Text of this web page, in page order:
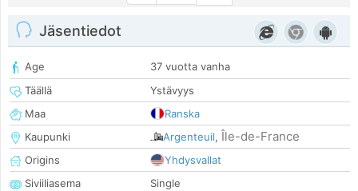
Jäsentiedot
Age
37 vuotta vanha
Täällä
Ystävyys
Maa
Ranska
Kaupunki
Argenteuil, Île-de-France
Origins
Yhdysvallat
Siviiliasema
Single